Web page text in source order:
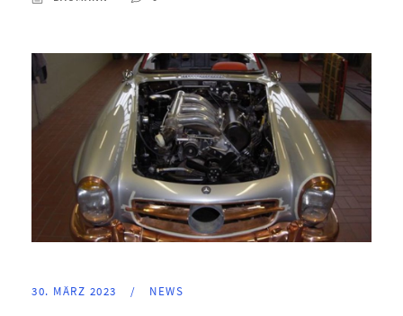
30. MÄRZ 2023 / NEWS